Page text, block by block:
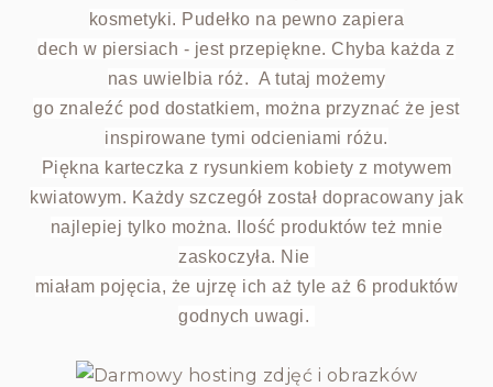
kosmetyki. Pudełko na pewno zapiera
dech w piersiach - jest przepiękne. Chyba każda z
nas uwielbia róż. A tutaj możemy
go znaleźć pod dostatkiem, można przyznać że jest
inspirowane tymi odcieniami różu.
Piękna karteczka z rysunkiem kobiety z motywem
kwiatowym. Każdy szczegół został dopracowany jak
najlepiej tylko można. Ilość produktów też mnie
zaskoczyła. Nie
miałam pojęcia, że ujrzę ich aż tyle aż 6 produktów
godnych uwagi.